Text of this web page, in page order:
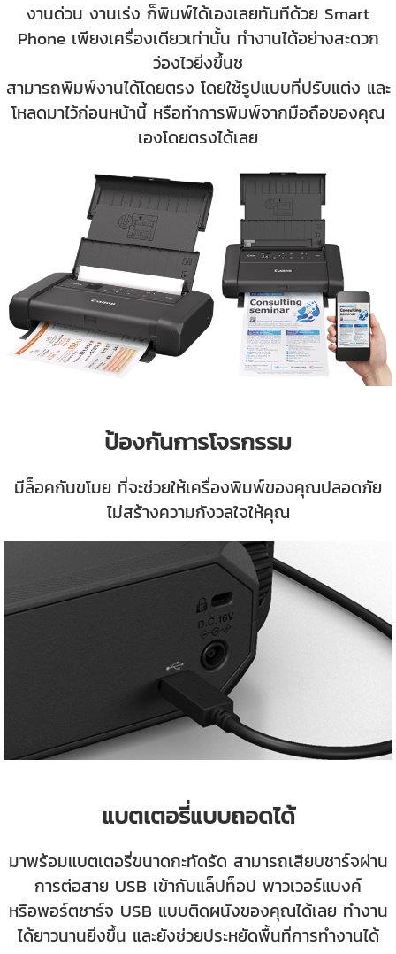
งานด่วน งานเร่ง ก็พิมพ์ได้เองเลยทันทีด้วย Smart
Phone เพียงเครื่องเดียวเท่านั้น ทำงานได้อย่างสะดวก
ว่องไวยิ่งขึ้นช
สามารถพิมพ์งานได้โดยตรง โดยใช้รูปแบบที่ปรับแต่ง และ
โหลดมาไว้ก่อนหน้านี้ หรือทำการพิมพ์จากมือถือของคุณ
เองโดยตรงได้เลย
ป้องกันการโจรกรรม
มีล็อคกันขโมย ที่จะช่วยให้เครื่องพิมพ์ของคุณปลอดภัย
ไม่สร้างความกังวลใจให้คุณ
แบตเตอรี่แบบถอดได้
มาพร้อมแบตเตอรี่ขนาดกะทัดรัด สามารถเสียบชาร์จผ่าน
การต่อสาย USB เข้ากับแล็ปท็อป พาวเวอร์แบงค์
หรือพอร์ตชาร์จ USB แบบติดผนังของคุณได้เลย ทำงาน
ได้ยาวนานยิ่งขึ้น และยังช่วยประหยัดพื้นที่การทำงานได้